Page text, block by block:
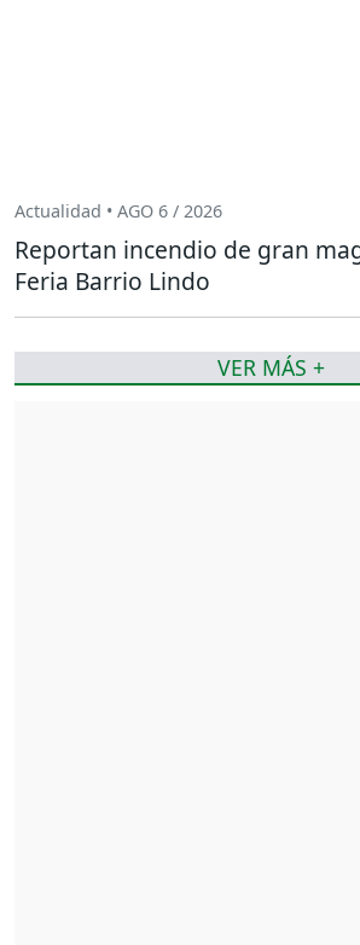
Actualidad • AGO 6 / 2026
Reportan incendio de gran
Feria Barrio Lindo
VER MÁS +